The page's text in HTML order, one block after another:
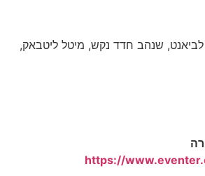
שנהב חדד נקש, מיטל ליטבאק,
https://